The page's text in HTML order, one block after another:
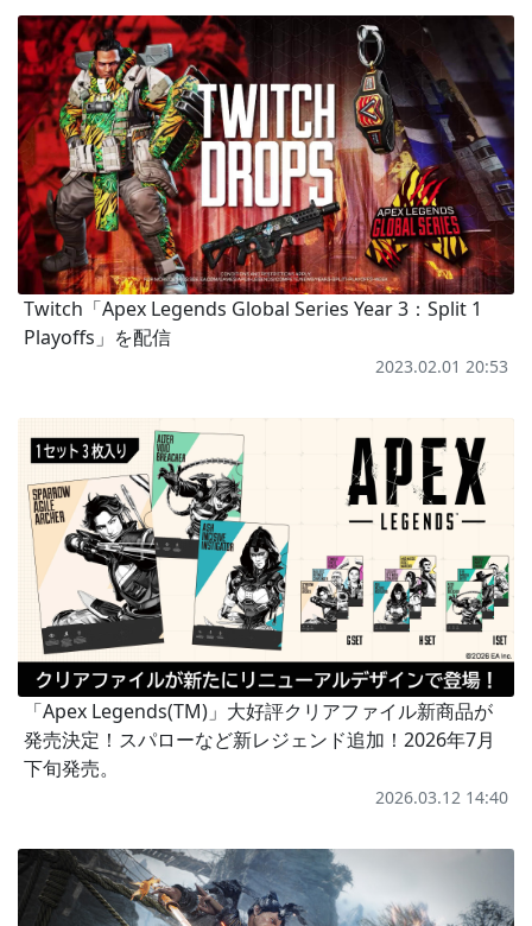
Twitch「Apex Legends Global Series Year 3：Split 1
Playoffs」を配信
2023.02.01 20:53
「Apex Legends(TM)」大好評クリアファイル新商品が
発売決定！スパローなど新レジェンド追加！2026年7月
下旬発売。
2026.03.12 14:40